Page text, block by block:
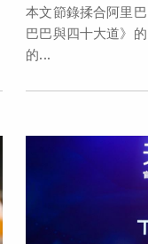
本文節錄揉合阿里
巴巴與四十大道》
的...